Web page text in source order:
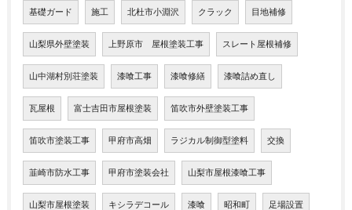
基礎ガード 施工 北杜市小淵沢 クラック 目地補修
山梨県外壁塗装 上野原市 屋根塗装工事 スレート屋根補修
山中湖村別荘塗装 漆喰工事 漆喰修繕 漆喰詰め直し
瓦屋根 富士吉田市屋根塗装 笛吹市外壁塗装工事
笛吹市塗装工事 甲府市高畑 ラジカル制御型塗料 交換
韮崎市防水工事 甲府市塗装会社 山梨市屋根漆喰工事
山梨市屋根塗装 キシラデコール 漆喰 昭和町 足場設置